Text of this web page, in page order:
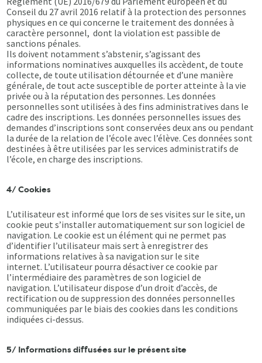
Conseil du 27 avril 2016 relatif à la protection des personnes
physiques en ce qui concerne le traitement des données à
caractère personnel, dont la violation est passible de
sanctions pénales.
Ils doivent notamment s’abstenir, s’agissant des
informations nominatives auxquelles ils accèdent, de toute
collecte, de toute utilisation détournée et d’une manière
générale, de tout acte susceptible de porter atteinte à la vie
privée ou à la réputation des personnes. Les données
personnelles sont utilisées à des fins administratives dans le
cadre des inscriptions. Les données personnelles issues des
demandes d’inscriptions sont conservées deux ans ou pendant
la durée de la relation de l’école avec l’élève. Ces données sont
destinées à être utilisées par les services administratifs de
l’école, en charge des inscriptions.
4/ Cookies
L’utilisateur est informé que lors de ses visites sur le site, un
cookie peut s’installer automatiquement sur son logiciel de
navigation. Le cookie est un élément qui ne permet pas
d’identifier l’utilisateur mais sert à enregistrer des
informations relatives à sa navigation sur le site
internet. L’utilisateur pourra désactiver ce cookie par
l’intermédiaire des paramètres de son logiciel de
navigation. L’utilisateur dispose d’un droit d’accès, de
rectification ou de suppression des données personnelles
communiquées par le biais des cookies dans les conditions
indiquées ci-dessus.
5/ Informations diffusées sur le présent site